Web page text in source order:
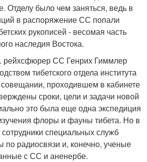
Отделу было чем заняться, ведь в
в распоряжение СС попали
рукописей - весомая часть
наследия Востока.
рейхсфюрер СС Генрих Гиммлер
тибетского отдела института
проходившем в кабинете
сроки, цели и задачи новой
это была еще одна экспедиция
флоры и фауны тибета. Но в
специальных служб
по радиосвязи и, конечно, ученые
с СС и аненербе.